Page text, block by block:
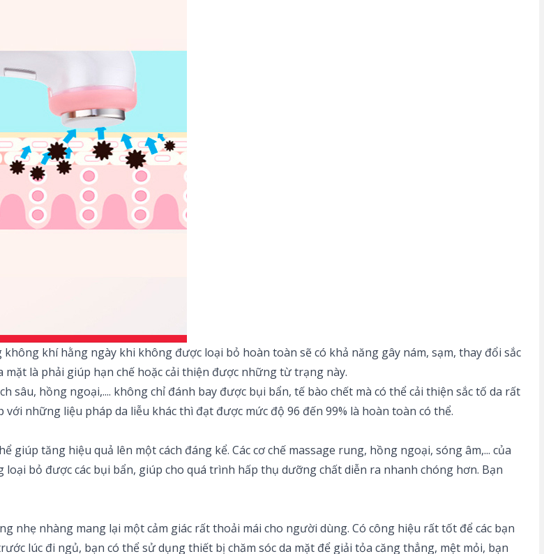
khí hằng ngày khi không được loại bỏ hoàn toàn sẽ có khả năng gây nám, sạm, thay đổi sắc
mặt là phải giúp hạn chế hoặc cải thiện được những từ trạng này.
sâu, hồng ngoại,.... không chỉ đánh bay được bụi bẩn, tế bào chết mà có thể cải thiện sắc tố da rất
những liệu pháp da liễu khác thì đạt được mức độ 96 đến 99% là hoàn toàn có thể.
tăng hiệu quả lên một cách đáng kể. Các cơ chế massage rung, hồng ngoại, sóng âm,... của
bỏ được các bụi bẩn, giúp cho quá trình hấp thụ dưỡng chất diễn ra nhanh chóng hơn. Bạn
nhẹ nhàng mang lại một cảm giác rất thoải mái cho người dùng. Có công hiệu rất tốt để các bạn
lúc đi ngủ, bạn có thể sử dụng thiết bị chăm sóc da mặt để giải tỏa căng thẳng, mệt mỏi, bạn